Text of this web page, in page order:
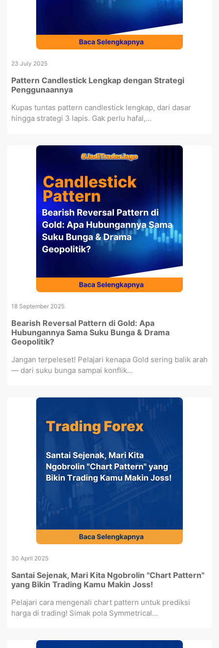
23 July 2025
Pattern Candlestick Lengkap dengan Strategi
Penggunaannya
Kupas tuntas pattern candlestick lengkap, dari dasar
hingga strategi 3 lapis. Gak perlu hafal,...
18 September 2025
Bearish Reversal Pattern di Gold: Apa
Hubungannya Sama Suku Bunga & Drama
Geopolitik?
Jangan terpeleset! Pelajari kenapa Gold sering balik arah
— dari suku bunga sampai konflik...
30 April 2025
Santai Sejenak, Mari Kita Ngobrolin "Chart Pattern"
yang Bikin Trading Kamu Makin Joss!
Pelajari cara mengenali chart pattern untuk prediksi
harga di trading! Simak pola Symmetrical...